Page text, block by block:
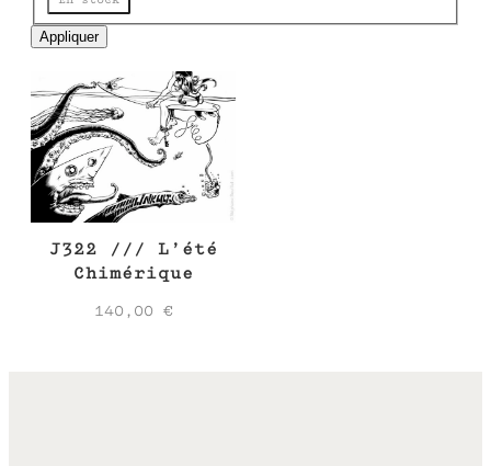
Appliquer
J322 /// L’été
Chimérique
140,00 €